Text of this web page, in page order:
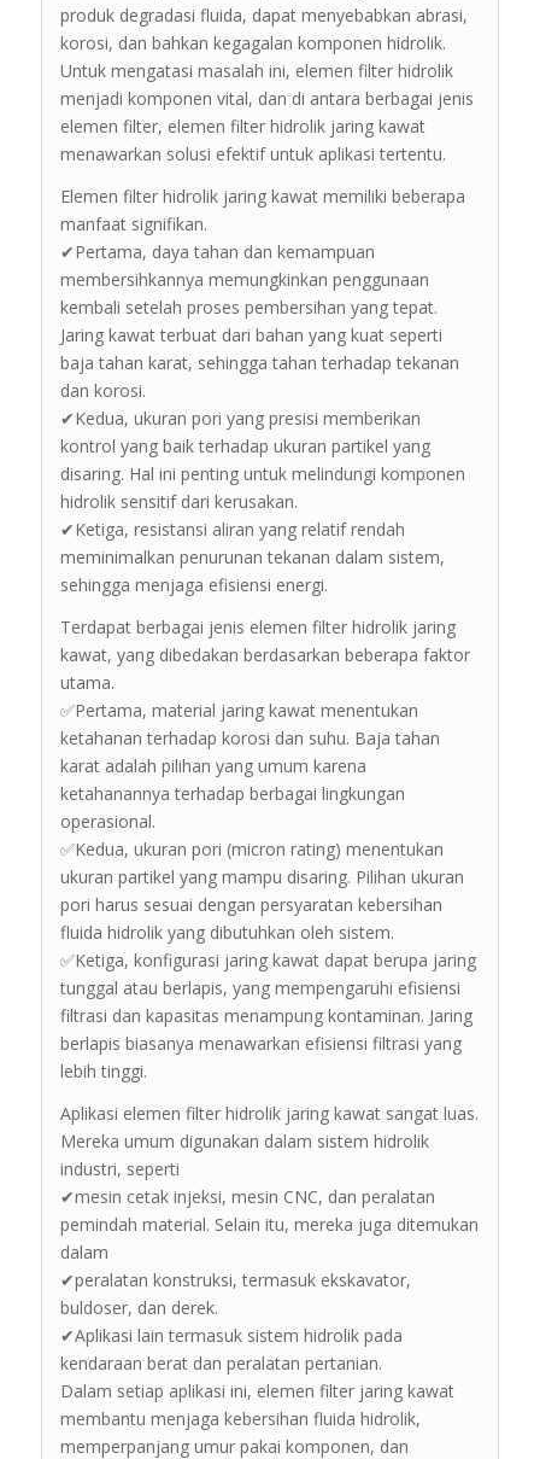
produk degradasi fluida, dapat menyebabkan abrasi,
korosi, dan bahkan kegagalan komponen hidrolik.
Untuk mengatasi masalah ini, elemen filter hidrolik
menjadi komponen vital, dan di antara berbagai jenis
elemen filter, elemen filter hidrolik jaring kawat
menawarkan solusi efektif untuk aplikasi tertentu.
Elemen filter hidrolik jaring kawat memiliki beberapa
manfaat signifikan.
✔Pertama, daya tahan dan kemampuan
membersihkannya memungkinkan penggunaan
kembali setelah proses pembersihan yang tepat.
Jaring kawat terbuat dari bahan yang kuat seperti
baja tahan karat, sehingga tahan terhadap tekanan
dan korosi.
✔Kedua, ukuran pori yang presisi memberikan
kontrol yang baik terhadap ukuran partikel yang
disaring. Hal ini penting untuk melindungi komponen
hidrolik sensitif dari kerusakan.
✔Ketiga, resistansi aliran yang relatif rendah
meminimalkan penurunan tekanan dalam sistem,
sehingga menjaga efisiensi energi.
Terdapat berbagai jenis elemen filter hidrolik jaring
kawat, yang dibedakan berdasarkan beberapa faktor
utama.
✅Pertama, material jaring kawat menentukan
ketahanan terhadap korosi dan suhu. Baja tahan
karat adalah pilihan yang umum karena
ketahanannya terhadap berbagai lingkungan
operasional.
✅Kedua, ukuran pori (micron rating) menentukan
ukuran partikel yang mampu disaring. Pilihan ukuran
pori harus sesuai dengan persyaratan kebersihan
fluida hidrolik yang dibutuhkan oleh sistem.
✅Ketiga, konfigurasi jaring kawat dapat berupa jaring
tunggal atau berlapis, yang mempengaruhi efisiensi
filtrasi dan kapasitas menampung kontaminan. Jaring
berlapis biasanya menawarkan efisiensi filtrasi yang
lebih tinggi.
Aplikasi elemen filter hidrolik jaring kawat sangat luas.
Mereka umum digunakan dalam sistem hidrolik
industri, seperti
✔mesin cetak injeksi, mesin CNC, dan peralatan
pemindah material. Selain itu, mereka juga ditemukan
dalam
✔peralatan konstruksi, termasuk ekskavator,
buldoser, dan derek.
✔Aplikasi lain termasuk sistem hidrolik pada
kendaraan berat dan peralatan pertanian.
Dalam setiap aplikasi ini, elemen filter jaring kawat
membantu menjaga kebersihan fluida hidrolik,
memperpanjang umur pakai komponen, dan